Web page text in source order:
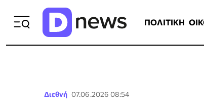
ΠΟΛΙΤΙΚΗ
Διεθνή 07.06.2026 08:54